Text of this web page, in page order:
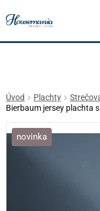
Úvod Plachty
Bierbaum jersey plachta
novinka